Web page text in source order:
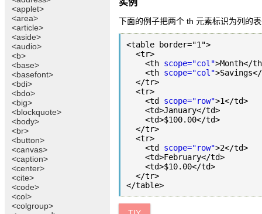
<applet>
<area>
<article>
<aside>
<audio>
<b>
<base>
<basefont>
<bdi>
<bdo>
<big>
<blockquote>
<body>
<br>
<button>
<canvas>
<caption>
<center>
<cite>
<code>
<col>
<colgroup>
实例
下面的例子把两个 th 元素标识为列的
<table border="1">
    <th
scope="col">Month</
    <th
scope="col"
    <td
scope="row">1</td>
    <td
scope="row">2</td>